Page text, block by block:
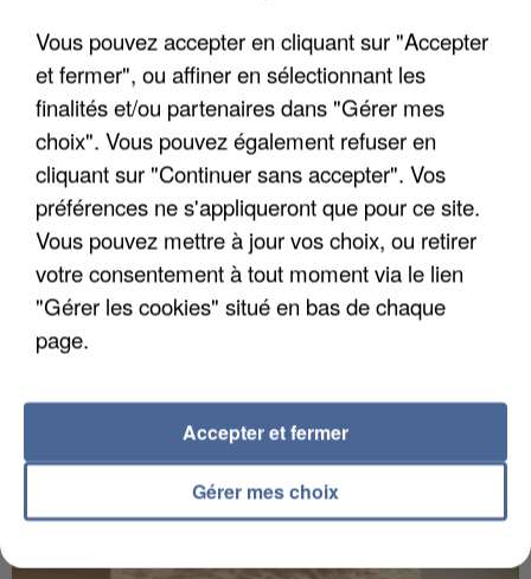
6 août 2026
Gabriel Attal et Raphaël Glucksmann visés par des
ingérences...
Sollicité, Sébastien Lecornu annonce un "travail
commun" avec les partis à la rentrée.
Vous pouvez accepter en cliquant sur "Accepter
et fermer", ou affiner en sélectionnant les
finalités et/ou partenaires dans "Gérer mes
choix". Vous pouvez également refuser en
cliquant sur "Continuer sans accepter". Vos
préférences ne s'appliqueront que pour ce site.
Vous pouvez mettre à jour vos choix, ou retirer
votre consentement à tout moment via le lien
"Gérer les cookies" situé en bas de chaque
page.
Gérer mes choix
Accepter et fermer